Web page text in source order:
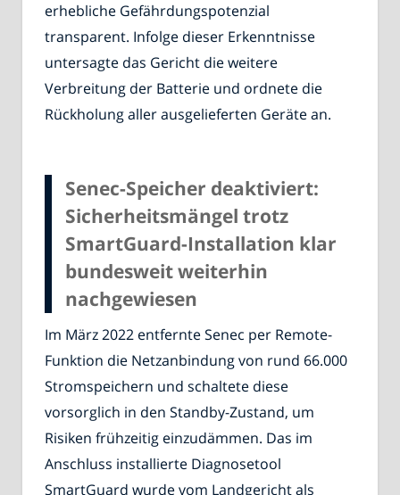
erhebliche Gefährdungspotenzial
transparent. Infolge dieser Erkenntnisse
untersagte das Gericht die weitere
Verbreitung der Batterie und ordnete die
Rückholung aller ausgelieferten Geräte an.
Senec-Speicher deaktiviert:
Sicherheitsmängel trotz
SmartGuard-Installation klar
bundesweit weiterhin
nachgewiesen
Im März 2022 entfernte Senec per Remote-
Funktion die Netzanbindung von rund 66.000
Stromspeichern und schaltete diese
vorsorglich in den Standby-Zustand, um
Risiken frühzeitig einzudämmen. Das im
Anschluss installierte Diagnosetool
SmartGuard wurde vom Landgericht als